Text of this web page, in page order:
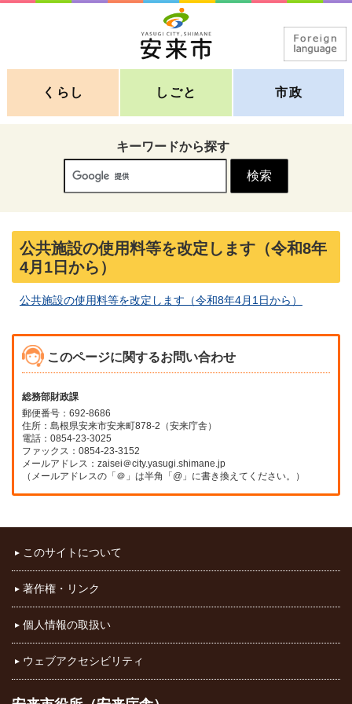
くらし しごと 市政
キーワードから探す
公共施設の使用料等を改定します（令和8年
4月1日から）
公共施設の使用料等を改定します（令和8年4月1日から）
このページに関するお問い合わせ
総務部財政課
郵便番号：692-8686
住所：島根県安来市安来町878-2（安来庁舎）
電話：0854-23-3025
ファックス：0854-23-3152
メールアドレス：zaisei＠city.yasugi.shimane.jp
（メールアドレスの「＠」は半角「@」に書き換えてください。）
このサイトについて
著作権・リンク
個人情報の取扱い
ウェブアクセシビリティ